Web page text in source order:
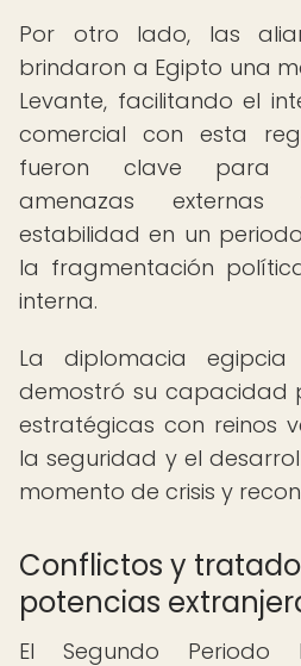
Por otro lado, las
brindaron a Egipto una
Levante, facilitando el
comercial con esta
fueron clave para
amenazas
estabilidad en un
la fragmentación
interna.
La diplomacia
demostró su capacidad
estratégicas con reinos
la seguridad y el
momento de crisis y
Conflictos y
potencias
El Segundo Periodo